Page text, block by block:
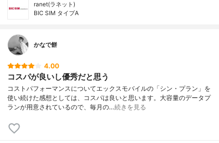
ranet(ラネット)
BIC SIM タイプA
かなで餅
4.00
コスパが良いし優秀だと思う
コストパフォーマンスについてエックスモバイルの「シン・プラン」を
使い続けた感想としては、コスパは良いと思います。大容量のデータプ
ランが用意されているので、毎月の…続きを見る